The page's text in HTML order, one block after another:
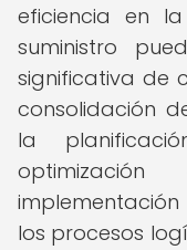
eficiencia en
suministro
significativa de
consolidación
la
los procesos